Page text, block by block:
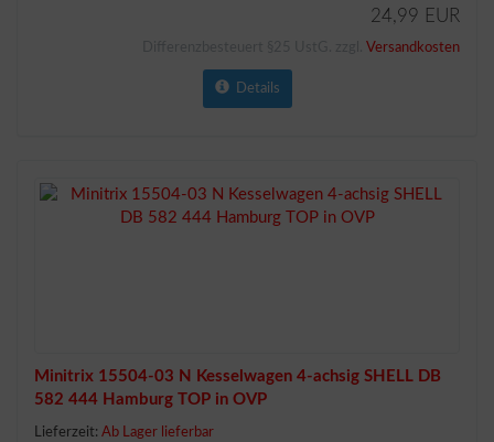
24,99 EUR
Versandkosten
Details
Minitrix 15504-03 N Kesselwagen 4-achsig SHELL DB
582 444 Hamburg TOP in OVP
Lieferzeit: Ab Lager lieferbar